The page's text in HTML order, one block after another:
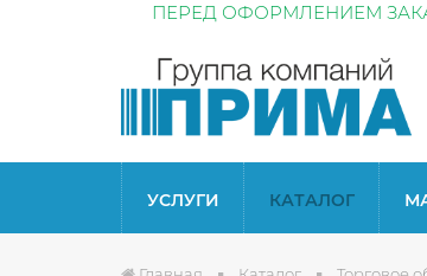
ПЕРЕД ОФОРМЛЕНИЕМ
УСЛУГИ КАТАЛОГ